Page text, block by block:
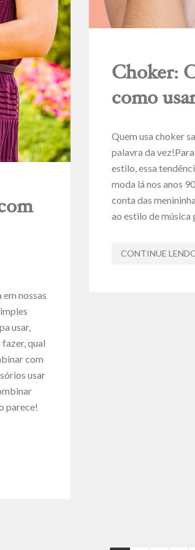
Choker:
como
Quem usa choker
palavra da
estilo, essa
moda lá nos anos
conta das
ao estilo de música
CONTINUE
em nossas
usar,
qual
com
usar
parece!